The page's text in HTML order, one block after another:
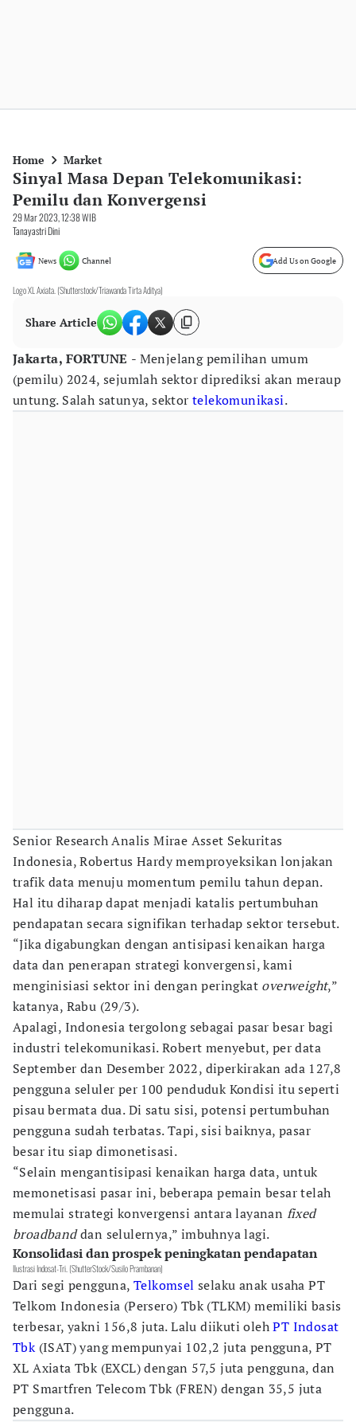
Home Market
Sinyal Masa Depan Telekomunikasi:
Pemilu dan Konvergensi
29 Mar 2023, 12:38 WIB
Tanayastri Dini
News Channel Add Us on Google
Logo XL Axiata. (Shutterstock/Triawanda Tirta Aditya)
Share Article
Jakarta, FORTUNE - Menjelang pemilihan umum
(pemilu) 2024, sejumlah sektor diprediksi akan meraup
untung. Salah satunya, sektor telekomunikasi.
Senior Research Analis Mirae Asset Sekuritas
Indonesia, Robertus Hardy memproyeksikan lonjakan
trafik data menuju momentum pemilu tahun depan.
Hal itu diharap dapat menjadi katalis pertumbuhan
pendapatan secara signifikan terhadap sektor tersebut.
“Jika digabungkan dengan antisipasi kenaikan harga
data dan penerapan strategi konvergensi, kami
menginisiasi sektor ini dengan peringkat overweight,”
katanya, Rabu (29/3).
Apalagi, Indonesia tergolong sebagai pasar besar bagi
industri telekomunikasi. Robert menyebut, per data
September dan Desember 2022, diperkirakan ada 127,8
pengguna seluler per 100 penduduk Kondisi itu seperti
pisau bermata dua. Di satu sisi, potensi pertumbuhan
pengguna sudah terbatas. Tapi, sisi baiknya, pasar
besar itu siap dimonetisasi.
“Selain mengantisipasi kenaikan harga data, untuk
memonetisasi pasar ini, beberapa pemain besar telah
memulai strategi konvergensi antara layanan fixed
broadbanddan selulernya,” imbuhnya lagi.
Konsolidasi dan prospek peningkatan pendapatan
Ilustrasi Indosat-Tri. (ShutterStock/Susilo Prambanan)
Dari segi pengguna, Telkomsel selaku anak usaha PT
Telkom Indonesia (Persero) Tbk (TLKM) memiliki basis
terbesar, yakni 156,8 juta. Lalu diikuti olehPT Indosat
Tbk(ISAT) yang mempunyai 102,2 juta pengguna, PT
XL Axiata Tbk (EXCL) dengan 57,5 juta pengguna, dan
PT Smartfren Telecom Tbk (FREN) dengan 35,5 juta
pengguna.